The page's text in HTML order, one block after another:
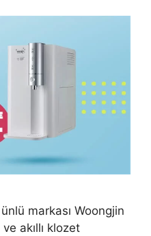
markası Woongjin
akıllı klozet